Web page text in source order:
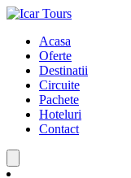
Acasa
Oferte
Destinatii
Circuite
Pachete
Hoteluri
Contact